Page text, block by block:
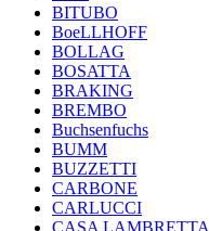
BITUBO
BoeLLHOFF
BOLLAG
BOSATTA
BRAKING
BREMBO
Buchsenfuchs
BUMM
BUZZETTI
CARBONE
CARLUCCI
CASA LAMBRETTA